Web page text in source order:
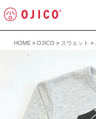
HOME OJICO スウェット